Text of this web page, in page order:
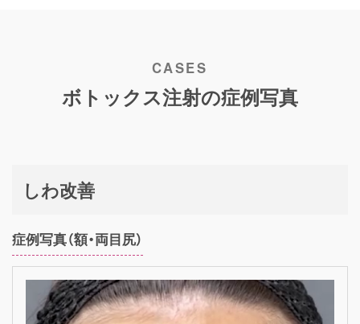
ボトックス注射の症例写真
しわ改善
症例写真（額・両目尻）